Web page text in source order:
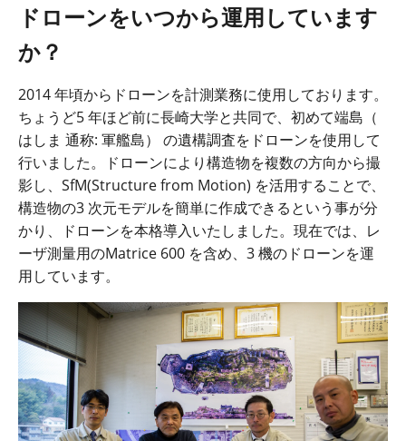
ドローンをいつから運用しています
か？
2014年頃からドローンを計測業務に使用しております。
ちょうど5年ほど前に長崎大学と共同で、初めて端島（
はしま 通称: 軍艦島）
の遺構調査をドローンを使用して
行いました。ドローンにより構造物を複数の方向から撮
影し、 SfM(Structure from Motion) を活用することで、
構造物の3 次元モデルを簡単に作成できるという事が分
かり、ドローンを本格導入いたしました。現在では、レ
ーザ測量用のMatrice 600 を含め、 3機のドローンを運
用しています。